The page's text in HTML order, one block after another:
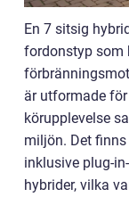
En 7 sitsig
fordonstyp som
är utformade
körupplevelse
miljön. Det
inklusive plug-
hybrider, vilka